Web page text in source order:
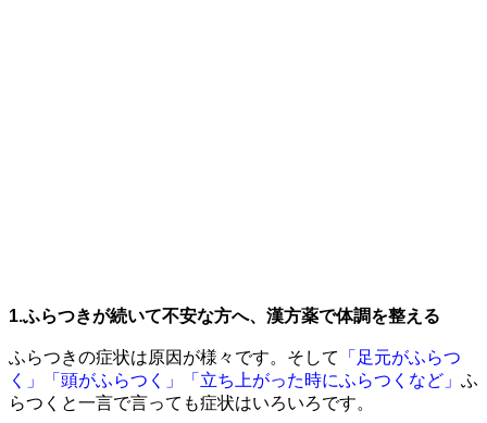
1.ふらつきが続いて不安な方へ、漢方薬で体調を整える
ふらつきの症状は原因が様々です。そして
「足元がふらつ
く」「頭がふらつく」「立ち上がった時にふらつくなど」 ふ
らつくと一言で言っても症状はいろいろです。